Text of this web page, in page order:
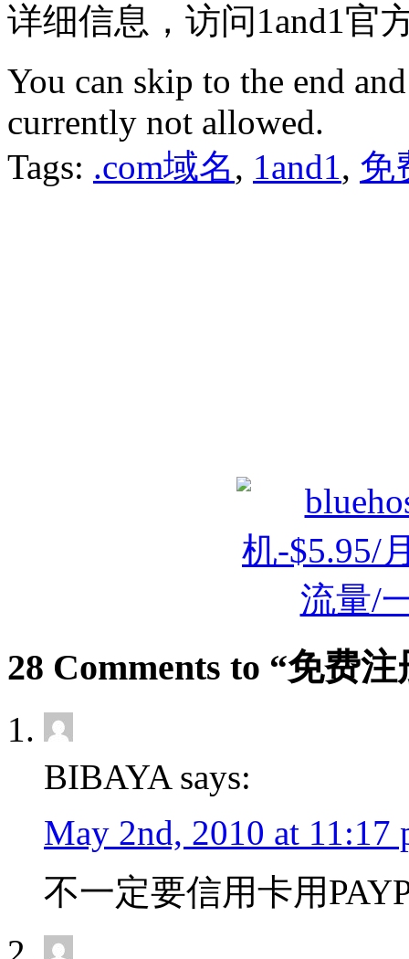
详细信息，访问1and1官
You can skip to the end
currently not allowed.
Tags: .com域名, 1and1, 免
28 Comments to “免费
BIBAYA says:
May 2nd, 2010 at 11:17
不一定要信用卡用